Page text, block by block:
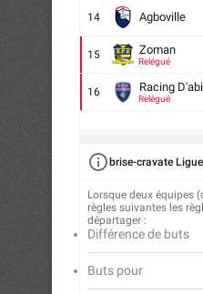
14 Agboville
15 Zoman
Relégué
16 Racing
Relégué
brise-cravate
Lorsque deux équipes
règles suivantes les
départager :
Différence de buts
Buts pour